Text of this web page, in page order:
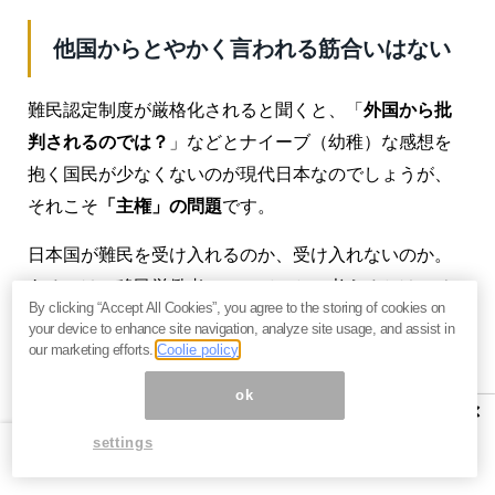
他国からとやかく言われる筋合いはない
難民認定制度が厳格化されると聞くと、「 外国から批
判されるのでは？ 」などとナイーブ（幼稚）な感想を
抱く国民が少なくないのが現代日本なのでしょうが、
それこそ 「主権」の問題です。
日本国が難民を受け入れるのか、受け入れないのか。
あるいは、移民労働者についていかに考えるかは、そ
れこそ我々が主権に基づき、判断するべき事項なので
す。他国から、とやかく言われるべき問題ではありま
×
By clicking “Accept All Cookies”, you agree to the storing of cookies on
your device to enhance site navigation, analyze site usage, and assist in
our marketing efforts.Coolie policy
ok
settings